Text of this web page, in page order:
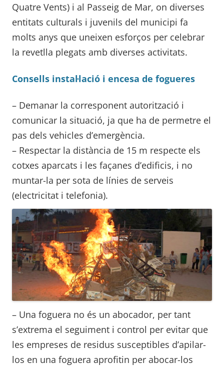
Quatre Vents) i al Passeig de Mar, on diverses
entitats culturals i juvenils del municipi fa
molts anys que uneixen esforços per celebrar
la revetlla plegats amb diverses activitats.
Consells instal·lació i encesa de fogueres
– Demanar la corresponent autorització i
comunicar la situació, ja que ha de permetre el
pas dels vehicles d’emergència.
– Respectar la distància de 15 m respecte els
cotxes aparcats i les façanes d’edificis, i no
muntar-la per sota de línies de serveis
(electricitat i telefonia).
– Una foguera no és un abocador, per tant
s’extrema el seguiment i control per evitar que
les empreses de residus susceptibles d’apilar-
los en una foguera aprofitin per abocar-los